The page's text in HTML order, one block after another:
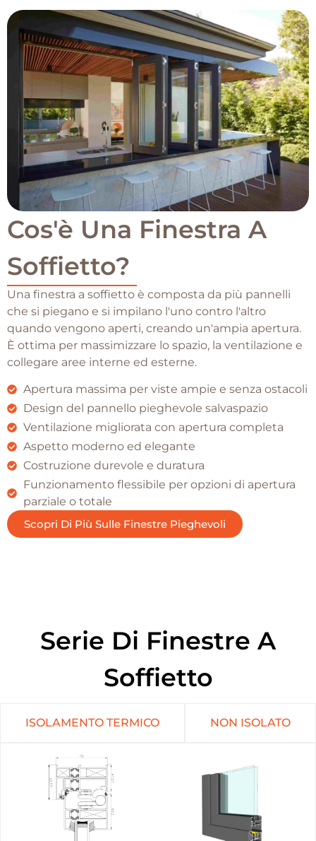
Cos'è Una Finestra A
Soffietto?
Una finestra a soffietto è composta da più pannelli
che si piegano e si impilano l'uno contro l'altro
quando vengono aperti, creando un'ampia apertura.
È ottima per massimizzare lo spazio, la ventilazione e
collegare aree interne ed esterne.
Apertura massima per viste ampie e senza ostacoli
Design del pannello pieghevole salvaspazio
Ventilazione migliorata con apertura completa
Aspetto moderno ed elegante
Costruzione durevole e duratura
Funzionamento flessibile per opzioni di apertura
parziale o totale
Scopri Di Più Sulle Finestre Pieghevoli
Serie Di Finestre A
Soffietto
ISOLAMENTO TERMICO NON ISOLATO